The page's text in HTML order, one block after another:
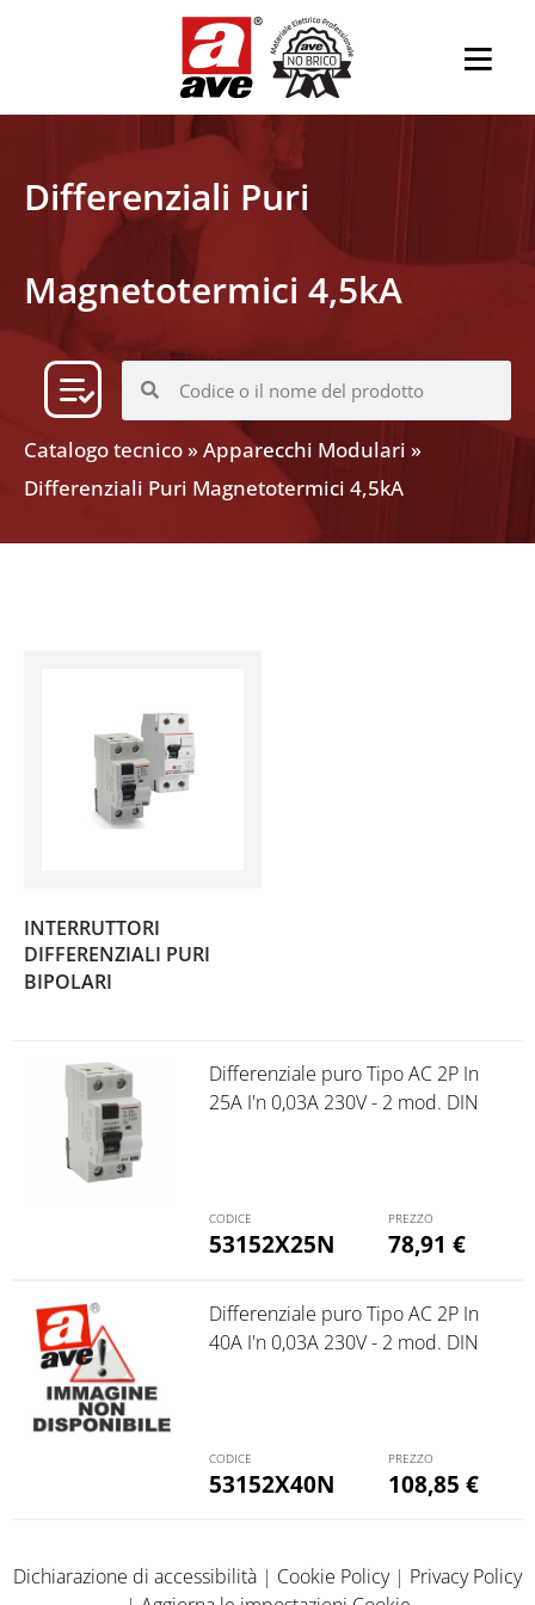
Differenziali Puri
Magnetotermici 4,5kA
Catalogo tecnico»Apparecchi Modulari »
Differenziali Puri Magnetotermici 4,5kA
INTERRUTTORI
DIFFERENZIALI PURI
BIPOLARI
53152X25N
Differenziale puro Tipo AC 2P In
25A I'n 0,03A 230V - 2 mod. DIN
78,91 €
53152X40N
Differenziale puro Tipo AC 2P In
40A I'n 0,03A 230V - 2 mod. DIN
108,85 €
Dichiarazione di accessibilità | Cookie Policy| Privacy Policy